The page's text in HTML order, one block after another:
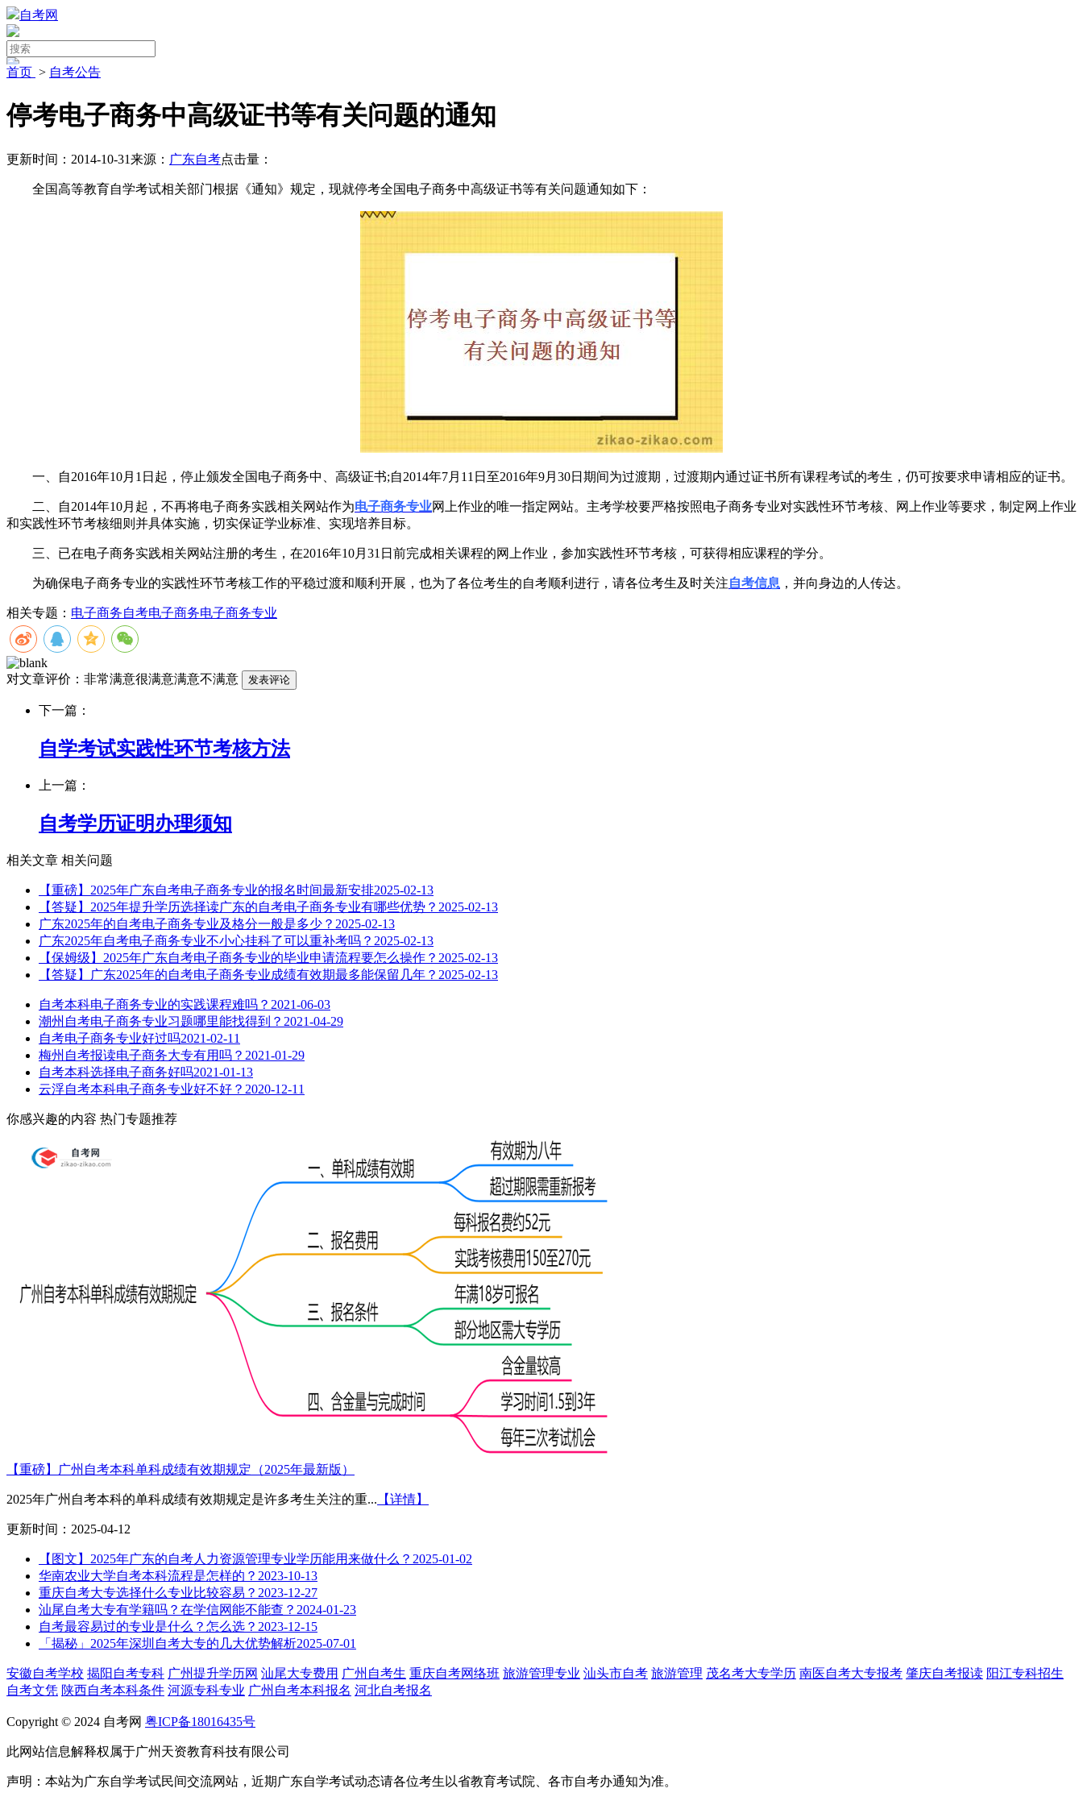
自考网
首页 > 自考公告
停考电子商务中高级证书等有关问题的通知
更新时间：2014-10-31来源： 广东自考点击量：
全国高等教育自学考试相关部门根据《通知》规定，现就停考全国电子商务中高级证书等有关问题通知如下：
一、自2016年10月1日起，停止颁发全国电子商务中、高级证书;自2014年7月11日至2016年9月30日期间为过渡期，过渡期内通过证书所有课程考试的考生，仍可按要求申请相应的证书。
二、自2014年10月起，不再将电子商务实践相关网站作为电子商务专业网上作业的唯一指定网站。主考学校要严格按照电子商务专业对实践性环节考核、网上作业等要求，制定网上作业
和实践性环节考核细则并具体实施，切实保证学业标准、实现培养目标。
三、已在电子商务实践相关网站注册的考生，在2016年10月31日前完成相关课程的网上作业，参加实践性环节考核，可获得相应课程的学分。
为确保电子商务专业的实践性环节考核工作的平稳过渡和顺利开展，也为了各位考生的自考顺利进行，请各位考生及时关注自考信息 ，并向身边的人传达。
相关专题： 电子商务自考电子商务电子商务专业
对文章评价： 非常满意很满意满意不满意
下一篇：
自学考试实践性环节考核方法
上一篇：
自考学历证明办理须知
相关文章 相关问题
【重磅】2025年广东自考电子商务专业的报名时间最新安排2025-02-13
【答疑】2025年提升学历选择读广东的自考电子商务专业有哪些优势？ 2025-02-13
广东2025年的自考电子商务专业及格分一般是多少？ 2025-02-13
广东2025年自考电子商务专业不小心挂科了可以重补考吗？ 2025-02-13
【保姆级】2025年广东自考电子商务专业的毕业申请流程要怎么操作？ 2025-02-13
【答疑】广东2025年的自考电子商务专业成绩有效期最多能保留几年？ 2025-02-13
自考本科电子商务专业的实践课程难吗？ 2021-06-03
潮州自考电子商务专业习题哪里能找得到？ 2021-04-29
自考电子商务专业好过吗2021-02-11
梅州自考报读电子商务大专有用吗？ 2021-01-29
自考本科选择电子商务好吗2021-01-13
云浮自考本科电子商务专业好不好？ 2020-12-11
你感兴趣的内容 热门专题推荐
【重磅】广州自考本科单科成绩有效期规定（2025年最新版）
2025年广州自考本科的单科成绩有效期规定是许多考生关注的重... 【详情】
更新时间：2025-04-12
【图文】2025年广东的自考人力资源管理专业学历能用来做什么？ 2025-01-02
华南农业大学自考本科流程是怎样的？ 2023-10-13
重庆自考大专选择什么专业比较容易？ 2023-12-27
汕尾自考大专有学籍吗？在学信网能不能查？ 2024-01-23
自考最容易过的专业是什么？怎么选？ 2023-12-15
「揭秘」2025年深圳自考大专的几大优势解析2025-07-01
安徽自考学校 揭阳自考专科 广州提升学历网 汕尾大专费用 广州自考生 重庆自考网络班 旅游管理专业 汕头市自考 旅游管理 茂名考大专学历 南医自考大专报考 肇庆自考报读 阳江专科招生
自考文凭 陕西自考本科条件 河源专科专业 广州自考本科报名 河北自考报名
Copyright © 2024 自考网 粤ICP备18016435号
此网站信息解释权属于广州天资教育科技有限公司
声明：本站为广东自学考试民间交流网站，近期广东自学考试动态请各位考生以省教育考试院、各市自考办通知为准。